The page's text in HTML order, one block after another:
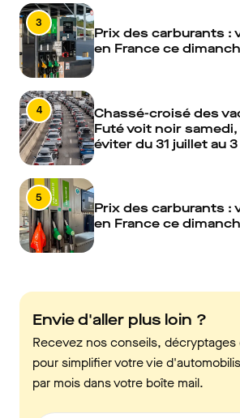
3
Prix des carburants :
en France ce
4
Chassé-croisé des
Futé voit noir samedi,
éviter du 31 juillet au
5
Prix des carburants :
en France ce
Envie d'aller plus loin ?
Recevez nos conseils,
pour simplifier votre vie
par mois dans votre boîte mail.